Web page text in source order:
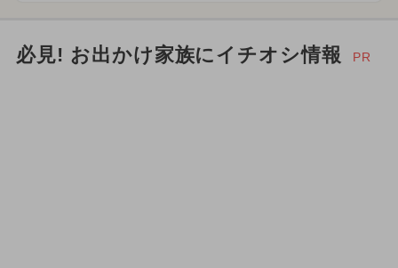
必見! お出かけ家族にイチオシ情報 PR